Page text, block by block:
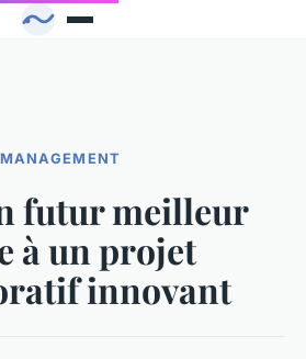
MANAGEMENT
futur meilleur
à un projet
innovant